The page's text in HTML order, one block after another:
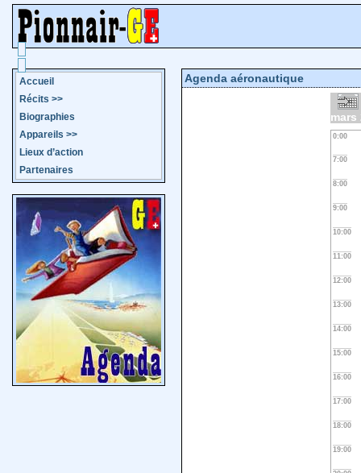
Accueil
Récits >>
Biographies
Appareils >>
Lieux d’action
Partenaires
Agenda aéronautique
mars
0:00
7:00
8:00
9:00
10:00
11:00
12:00
13:00
14:00
15:00
16:00
17:00
18:00
19:00